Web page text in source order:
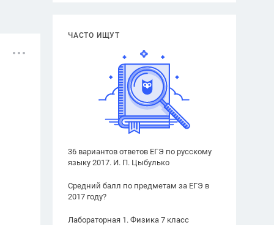
ЧАСТО ИЩУТ
36 вариантов ответов ЕГЭ по русскому
языку 2017. И. П. Цыбулько
Средний балл по предметам за ЕГЭ в
2017 году?
Лабораторная 1. Физика 7 класс